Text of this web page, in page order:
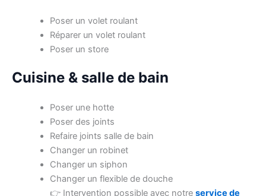
Poser un volet roulant
Réparer un volet roulant
Poser un store
Cuisine & salle de bain
Poser une hotte
Poser des joints
Refaire joints salle de bain
Changer un robinet
Changer un siphon
Changer un flexible de douche
👉 Intervention possible avec notre service de